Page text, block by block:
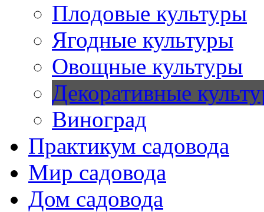
Плодовые культуры
Ягодные культуры
Овощные культуры
Декоративные
Виноград
Практикум садовода
Мир садовода
Дом садовода